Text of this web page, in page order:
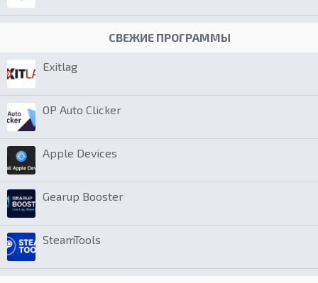
СВЕЖИЕ ПРОГРАММЫ
Exitlag
OP Auto Clicker
Apple Devices
Gearup Booster
SteamTools